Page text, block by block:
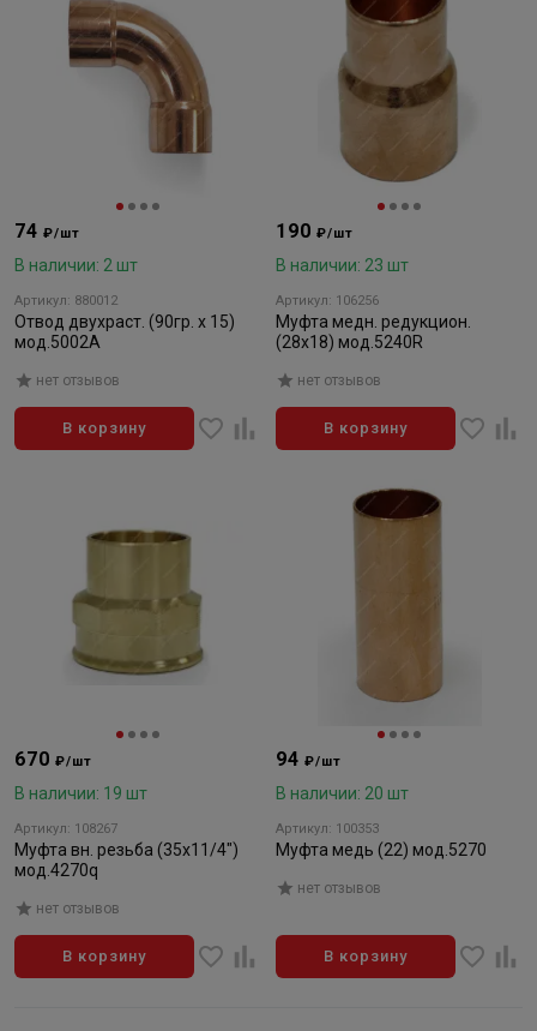
74₽/шт
В наличии: 2 шт
Артикул: 880012
Отвод двухраст. (90гр. х 15)
мод.5002А
нет отзывов
В корзину
190₽/шт
В наличии: 23 шт
Артикул: 106256
Муфта медн. редукцион.
(28х18) мод.5240R
нет отзывов
В корзину
670₽/шт
В наличии: 19 шт
Артикул: 108267
Муфта вн. резьба (35х11/4")
мод.4270q
нет отзывов
В корзину
94₽/шт
В наличии: 20 шт
Артикул: 100353
Муфта медь (22) мод.5270
нет отзывов
В корзину